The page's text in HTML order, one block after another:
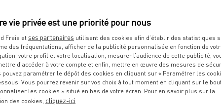
20min 30min
Frais et ses partenaires utilisent des cookies afin d’établir des statistiques
des fréquentations, afficher de la publicité personnalisée en fonction de
votre profil et votre localisation, mesurer l’audience de cette publicité,
d’accéder à votre compte et enfin, mettre en œuvre des mesures de
pouvez paramétrer le dépôt des cookies en cliquant sur « Paramétrer les
Vous pourrez revenir sur vos choix à tout moment en cliquant sur le
les cookies » situé en bas de votre écran. Pour en savoir plus sur la
des cookies, cliquez-ici